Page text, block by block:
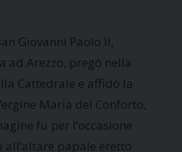
Giovanni Paolo II,
ad Arezzo, pregò nella
Cattedrale e affidò la
Maria del Conforto,
fu per l’occasione
papale eretto